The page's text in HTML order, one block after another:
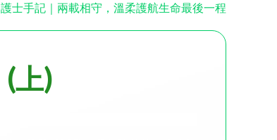
護士手記｜兩載相守，溫柔護航生命最後一程
上)